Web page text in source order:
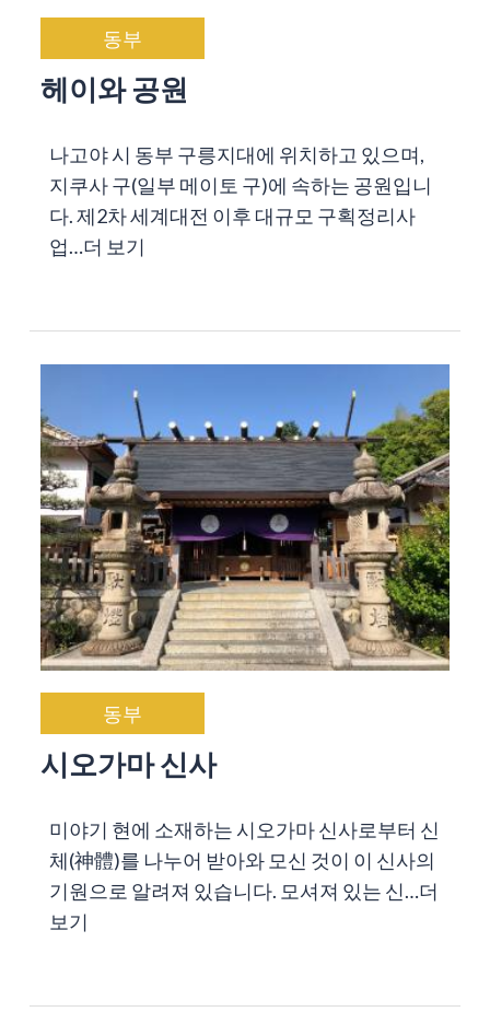
동부
헤이와 공원
나고야 시 동부 구릉지대에 위치하고 있으며,
지쿠사 구(일부 메이토 구)에 속하는 공원입니
다. 제2차 세계대전 이후 대규모 구획정리사
업…더 보기
동부
시오가마 신사
미야기 현에 소재하는 시오가마 신사로부터 신
체(神體)를 나누어 받아와 모신 것이 이 신사의
기원으로 알려져 있습니다. 모셔져 있는 신…더
보기